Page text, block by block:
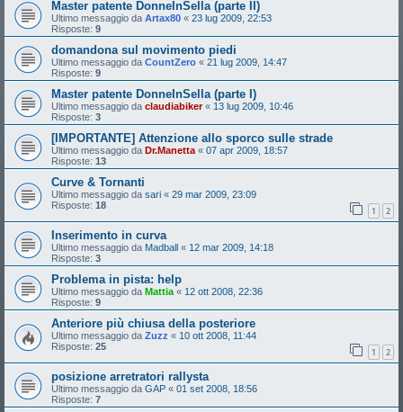
Master patente DonneInSella (parte II)
Ultimo messaggio da Artax80 « 23 lug 2009, 22:53
Risposte: 9
domandona sul movimento piedi
Ultimo messaggio da CountZero « 21 lug 2009, 14:47
Risposte: 9
Master patente DonneInSella (parte I)
Ultimo messaggio da claudiabiker« 13 lug 2009, 10:46
Risposte: 3
[IMPORTANTE] Attenzione allo sporco sulle strade
Ultimo messaggio da Dr.Manetta« 07 apr 2009, 18:57
Risposte: 13
Curve & Tornanti
Ultimo messaggio da sari « 29 mar 2009, 23:09
Risposte: 18 1 2
Inserimento in curva
Ultimo messaggio da Madball « 12 mar 2009, 14:18
Risposte: 3
Problema in pista: help
Ultimo messaggio da Mattia « 12 ott 2008, 22:36
Risposte: 9
Anteriore più chiusa della posteriore
Ultimo messaggio da Zuzz « 10 ott 2008, 11:44
Risposte: 25 1 2
posizione arretratori rallysta
Ultimo messaggio da GAP « 01 set 2008, 18:56
Risposte: 7